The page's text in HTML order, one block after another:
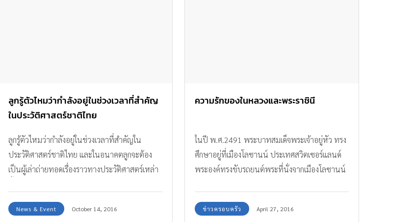
ลูกรู้ตัวไหมว่ากำลังอยู่ในช่วงเวลาที่สำคัญ
ในประวัติศาสตร์ชาติไทย
ลูกรู้ตัวไหมว่ากำลังอยู่ในช่วงเวลาที่สำคัญใน
ประวัติศาสตร์ชาติไทย และในอนาคตลูกจะต้อง
เป็นผู้เล่าถ่ายทอดเรื่องราวทางประวัติศาสตร์เหล่า
News & Event October 14, 2016
ความรักของในหลวงและพระราชินี
ในปี พ.ศ.2491 พระบาทสมเด็จพระเจ้าอยู่หัว ทรง
ศึกษาอยู่ที่เมืองโลซานน์ ประเทศสวิตเซอร์แลนด์
พระองค์ทรงขับรถยนต์พระที่นั่งจากเมืองโลซานน์
ต่างๆ ในครั้งนั้น ม.จ.นักขัตรมงคล กิติยากร
ข่าวครอบครัว April 27, 2016